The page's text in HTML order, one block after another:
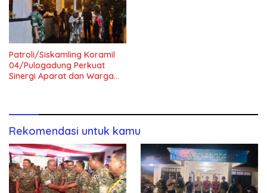
Patroli/Siskamling Koramil
04/Pulogadung Perkuat
Sinergi Aparat dan Warga
Rekomendasi untuk kamu